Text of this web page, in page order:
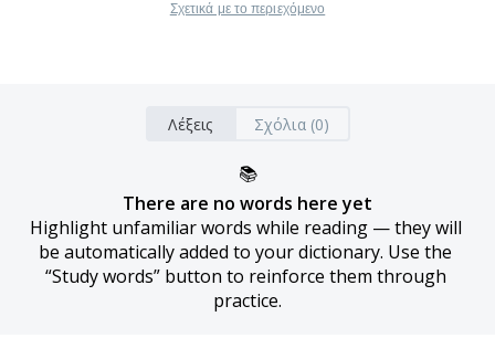
Σχετικά με το περιεχόμενο
Λέξεις Σχόλια (0)
📚
There are no words here yet
Highlight unfamiliar words while reading — they will
be automatically added to your dictionary. Use the
“Study words” button to reinforce them through
practice.